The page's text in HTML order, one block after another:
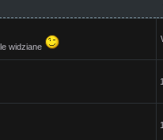
widziane